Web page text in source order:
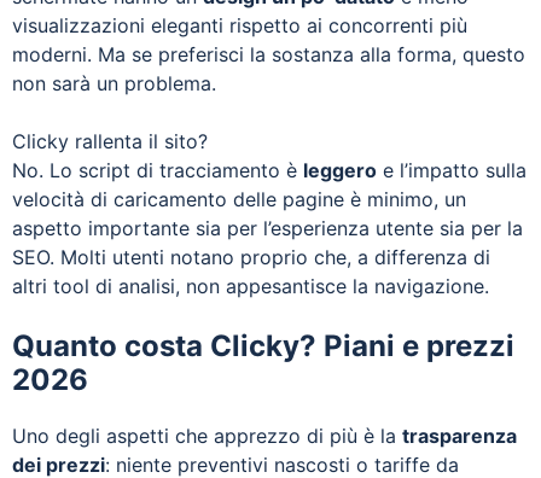
visualizzazioni eleganti rispetto ai concorrenti più
moderni. Ma se preferisci la sostanza alla forma, questo
non sarà un problema.
Clicky rallenta il sito?
No. Lo script di tracciamento è leggero e l’impatto sulla
velocità di caricamento delle pagine è minimo, un
aspetto importante sia per l’esperienza utente sia per la
SEO. Molti utenti notano proprio che, a differenza di
altri tool di analisi, non appesantisce la navigazione.
Quanto costa Clicky? Piani e prezzi
2026
Uno degli aspetti che apprezzo di più è la trasparenza
dei prezzi: niente preventivi nascosti o tariffe da